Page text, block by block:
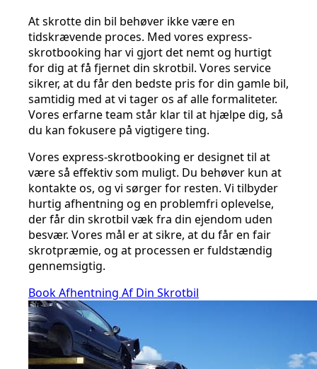
At skrotte din bil behøver ikke være en
tidskrævende proces. Med vores express-
skrotbooking har vi gjort det nemt og hurtigt
for dig at få fjernet din skrotbil. Vores service
sikrer, at du får den bedste pris for din gamle bil,
samtidig med at vi tager os af alle formaliteter.
Vores erfarne team står klar til at hjælpe dig, så
du kan fokusere på vigtigere ting.
Vores express-skrotbooking er designet til at
være så effektiv som muligt. Du behøver kun at
kontakte os, og vi sørger for resten. Vi tilbyder
hurtig afhentning og en problemfri oplevelse,
der får din skrotbil væk fra din ejendom uden
besvær. Vores mål er at sikre, at du får en fair
skrotpræmie, og at processen er fuldstændig
gennemsigtig.
Book Afhentning Af Din Skrotbil